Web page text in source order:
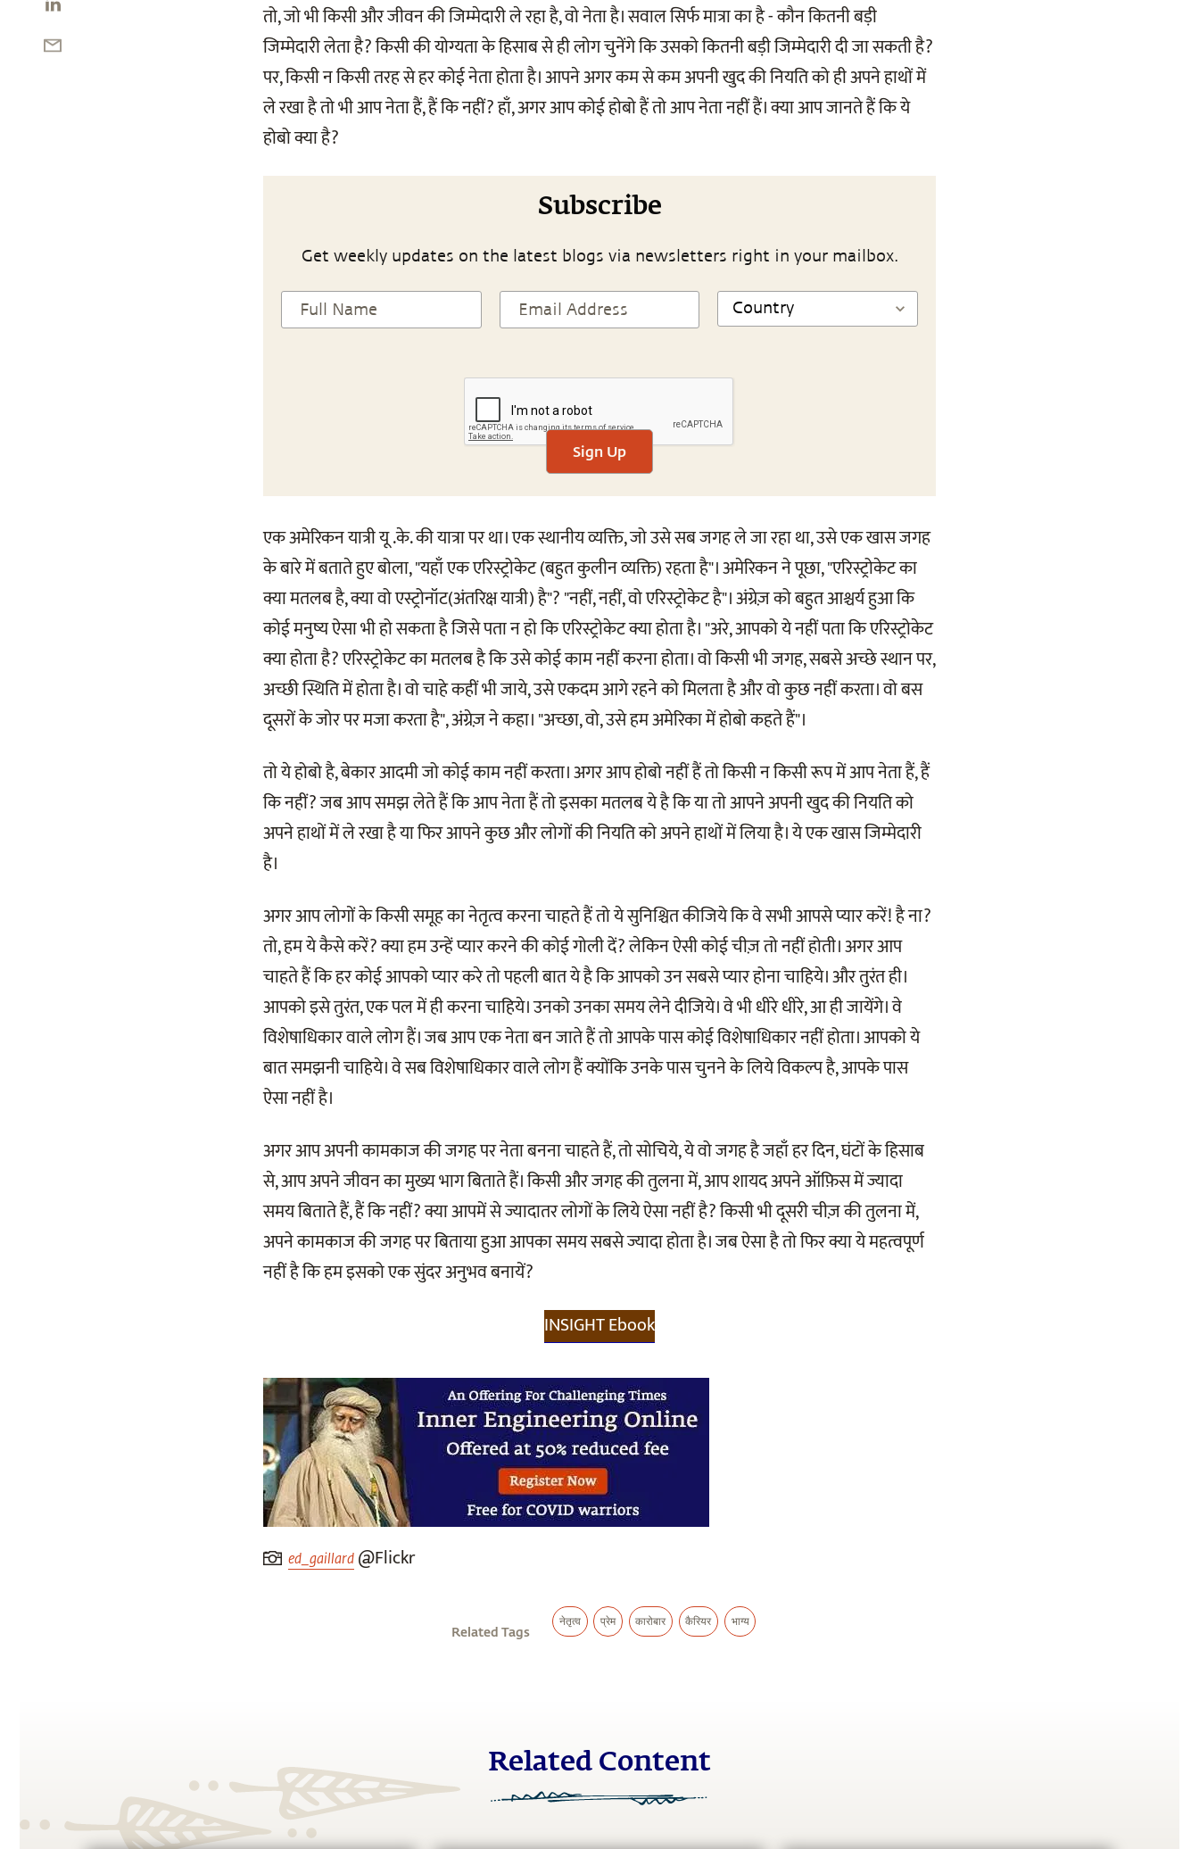
तो, जो भी किसी और जीवन की जिम्मेदारी ले रहा है, वो नेता है। सवाल सिर्फ मात्रा का है - कौन कितनी बड़ी
जिम्मेदारी लेता है? किसी की योग्यता के हिसाब से ही लोग चुनेंगे कि उसको कितनी बड़ी जिम्मेदारी दी जा सकती है?
पर, किसी न किसी तरह से हर कोई नेता होता है। आपने अगर कम से कम अपनी खुद की नियति को ही अपने हाथों में
ले रखा है तो भी आप नेता हैं, हैं कि नहीं? हाँ, अगर आप कोई होबो हैं तो आप नेता नहीं हैं। क्या आप जानते हैं कि ये
होबो क्या है?
Subscribe
Get weekly updates on the latest blogs via newsletters right in your mailbox.
Sign Up
एक अमेरिकन यात्री यू .के. की यात्रा पर था। एक स्थानीय व्यक्ति, जो उसे सब जगह ले जा रहा था, उसे एक खास जगह
के बारे में बताते हुए बोला, "यहाँ एक एरिस्ट्रोकेट (बहुत कुलीन व्यक्ति) रहता है"। अमेरिकन ने पूछा, "एरिस्ट्रोकेट का
क्या मतलब है, क्या वो एस्ट्रोनॉट(अंतरिक्ष यात्री) है"? "नहीं, नहीं, वो एरिस्ट्रोकेट है"। अंग्रेज़ को बहुत आश्चर्य हुआ कि
कोई मनुष्य ऐसा भी हो सकता है जिसे पता न हो कि एरिस्ट्रोकेट क्या होता है। "अरे, आपको ये नहीं पता कि एरिस्ट्रोकेट
क्या होता है? एरिस्ट्रोकेट का मतलब है कि उसे कोई काम नहीं करना होता। वो किसी भी जगह, सबसे अच्छे स्थान पर,
अच्छी स्थिति में होता है। वो चाहे कहीं भी जाये, उसे एकदम आगे रहने को मिलता है और वो कुछ नहीं करता। वो बस
दूसरों के जोर पर मजा करता है", अंग्रेज़ ने कहा। "अच्छा, वो, उसे हम अमेरिका में होबो कहते हैं"।
तो ये होबो है, बेकार आदमी जो कोई काम नहीं करता। अगर आप होबो नहीं हैं तो किसी न किसी रूप में आप नेता हैं, हैं
कि नहीं? जब आप समझ लेते हैं कि आप नेता हैं तो इसका मतलब ये है कि या तो आपने अपनी खुद की नियति को
अपने हाथों में ले रखा है या फिर आपने कुछ और लोगों की नियति को अपने हाथों में लिया है। ये एक खास जिम्मेदारी
है।
अगर आप लोगों के किसी समूह का नेतृत्व करना चाहते हैं तो ये सुनिश्चित कीजिये कि वे सभी आपसे प्यार करें! है ना?
तो, हम ये कैसे करें? क्या हम उन्हें प्यार करने की कोई गोली दें? लेकिन ऐसी कोई चीज़ तो नहीं होती। अगर आप
चाहते हैं कि हर कोई आपको प्यार करे तो पहली बात ये है कि आपको उन सबसे प्यार होना चाहिये। और तुरंत ही।
आपको इसे तुरंत, एक पल में ही करना चाहिये। उनको उनका समय लेने दीजिये। वे भी धीरे धीरे, आ ही जायेंगे। वे
विशेषाधिकार वाले लोग हैं। जब आप एक नेता बन जाते हैं तो आपके पास कोई विशेषाधिकार नहीं होता। आपको ये
बात समझनी चाहिये। वे सब विशेषाधिकार वाले लोग हैं क्योंकि उनके पास चुनने के लिये विकल्प है, आपके पास
ऐसा नहीं है।
अगर आप अपनी कामकाज की जगह पर नेता बनना चाहते हैं, तो सोचिये, ये वो जगह है जहाँ हर दिन, घंटों के हिसाब
से, आप अपने जीवन का मुख्य भाग बिताते हैं। किसी और जगह की तुलना में, आप शायद अपने ऑफ़िस में ज्यादा
समय बिताते हैं, हैं कि नहीं? क्या आपमें से ज्यादातर लोगों के लिये ऐसा नहीं है? किसी भी दूसरी चीज़ की तुलना में,
अपने कामकाज की जगह पर बिताया हुआ आपका समय सबसे ज्यादा होता है। जब ऐसा है तो फिर क्या ये महत्वपूर्ण
नहीं है कि हम इसको एक सुंदर अनुभव बनायें?
INSIGHT Ebook
ed_gaillard @Flickr
Related Tags
नेतृत्व प्रेम कारोबार कैरियर भाग्य
Related Content